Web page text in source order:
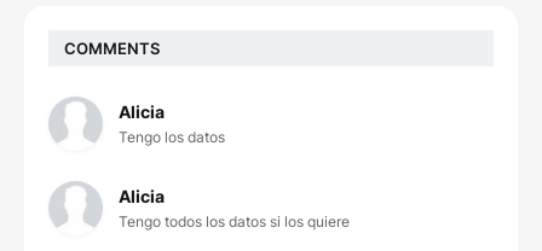
COMMENTS
Alicia
Tengo los datos
Alicia
Tengo todos los datos si los quiere